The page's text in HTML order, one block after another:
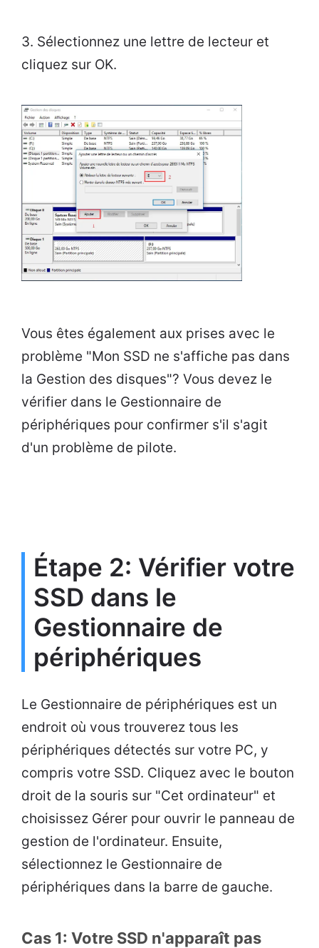
3. Sélectionnez une lettre de lecteur et
cliquez sur OK.
Vous êtes également aux prises avec le
problème "Mon SSD ne s'affiche pas dans
la Gestion des disques"? Vous devez le
vérifier dans le Gestionnaire de
périphériques pour confirmer s'il s'agit
d'un problème de pilote.
Étape 2: Vérifier votre
SSD dans le
Gestionnaire de
périphériques
Le Gestionnaire de périphériques est un
endroit où vous trouverez tous les
périphériques détectés sur votre PC, y
compris votre SSD. Cliquez avec le bouton
droit de la souris sur "Cet ordinateur" et
choisissez Gérer pour ouvrir le panneau de
gestion de l'ordinateur. Ensuite,
sélectionnez le Gestionnaire de
périphériques dans la barre de gauche.
Cas 1: Votre SSD n'apparaît pas